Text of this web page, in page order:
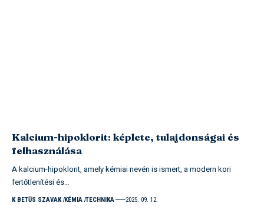
Kalcium-hipoklorit: képlete, tulajdonságai és
felhasználása
A kalcium-hipoklorit, amely kémiai nevén is ismert, a modern kori
fertőtlenítési és…
K BETŰS SZAVAK KÉMIA TECHNIKA 2025. 09. 12.